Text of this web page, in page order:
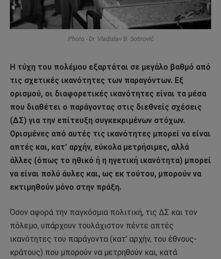
Photo - Dr. Vladislav B. Sotirović
Η τύχη του πολέμου εξαρτάται σε μεγάλο βαθμό από
τις σχετικές ικανότητες των παραγόντων. Εξ
ορισμού, οι διαφορετικές ικανότητες είναι τα μέσα
που διαθέτει ο παράγοντας στις διεθνείς σχέσεις
(ΔΣ) για την επίτευξη συγκεκριμένων στόχων.
Ορισμένες από αυτές τις ικανότητες μπορεί να είναι
απτές και, κατ’ αρχήν, εύκολα μετρήσιμες, αλλά
άλλες (όπως το ηθικό ή η ηγετική ικανότητα) μπορεί
να είναι πολύ άυλες και, ως εκ τούτου, μπορούν να
εκτιμηθούν μόνο στην πράξη.
Όσον αφορά την παγκόσμια πολιτική, τις ΔΣ και τον
πόλεμο, υπάρχουν τουλάχιστον πέντε απτές
ικανότητες του παράγοντα (κατ’ αρχήν, του έθνους-
κράτους) που μπορούν να μετρηθούν και, κατά